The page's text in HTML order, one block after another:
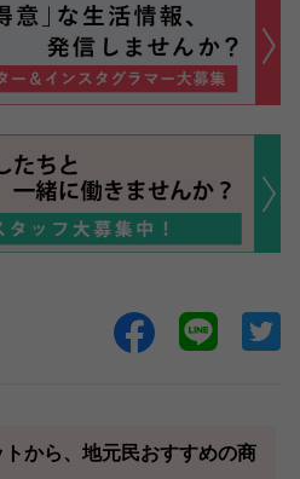
から、地元民おすすめの商